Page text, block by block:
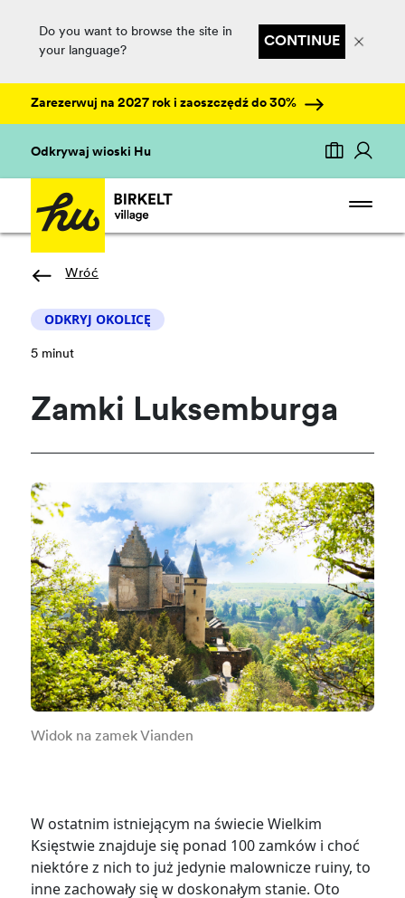
Do you want to browse the site in
your language?
CONTINUE
Zarezerwuj na 2027 rok i zaoszczędź do 30%
Odkrywaj wioski Hu
Wróć
ODKRYJ OKOLICĘ
5 minut
Zamki Luksemburga
Widok na zamek Vianden
W ostatnim istniejącym na świecie Wielkim
Księstwie znajduje się ponad 100 zamków i choć
niektóre z nich to już jedynie malownicze ruiny, to
inne zachowały się w doskonałym stanie. Oto